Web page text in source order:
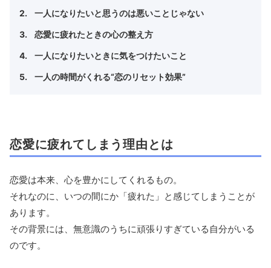
一人になりたいと思うのは悪いことじゃない
恋愛に疲れたときの心の整え方
一人になりたいときに気をつけたいこと
一人の時間がくれる“恋のリセット効果”
恋愛に疲れてしまう理由とは
恋愛は本来、心を豊かにしてくれるもの。
それなのに、いつの間にか「疲れた」と感じてしまうことが
あります。
その背景には、無意識のうちに頑張りすぎている自分がいる
のです。